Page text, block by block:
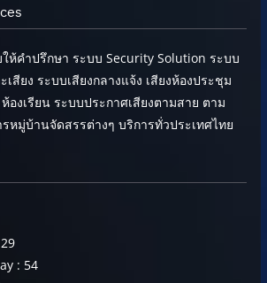
ห้คำปรึกษา ระบบ Security Solution ระบบ
สียง ระบบเสียงกลางแจ้ง เสียงห้องประชุม
องเรียน ระบบประกาศเสียงตามสาย ตาม
หมู่บ้านจัดสรรต่างๆ บริการทั่วประเทศไทย
: 54